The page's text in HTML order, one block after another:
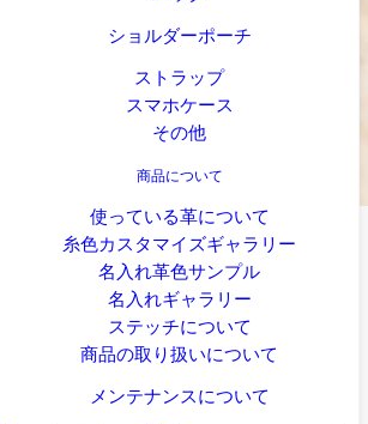
ショルダーポーチ
ストラップ
スマホケース
その他
商品について
使っている革について
糸色カスタマイズギャラリー
名入れ革色サンプル
名入れギャラリー
ステッチについて
商品の取り扱いについて
メンテナンスについて